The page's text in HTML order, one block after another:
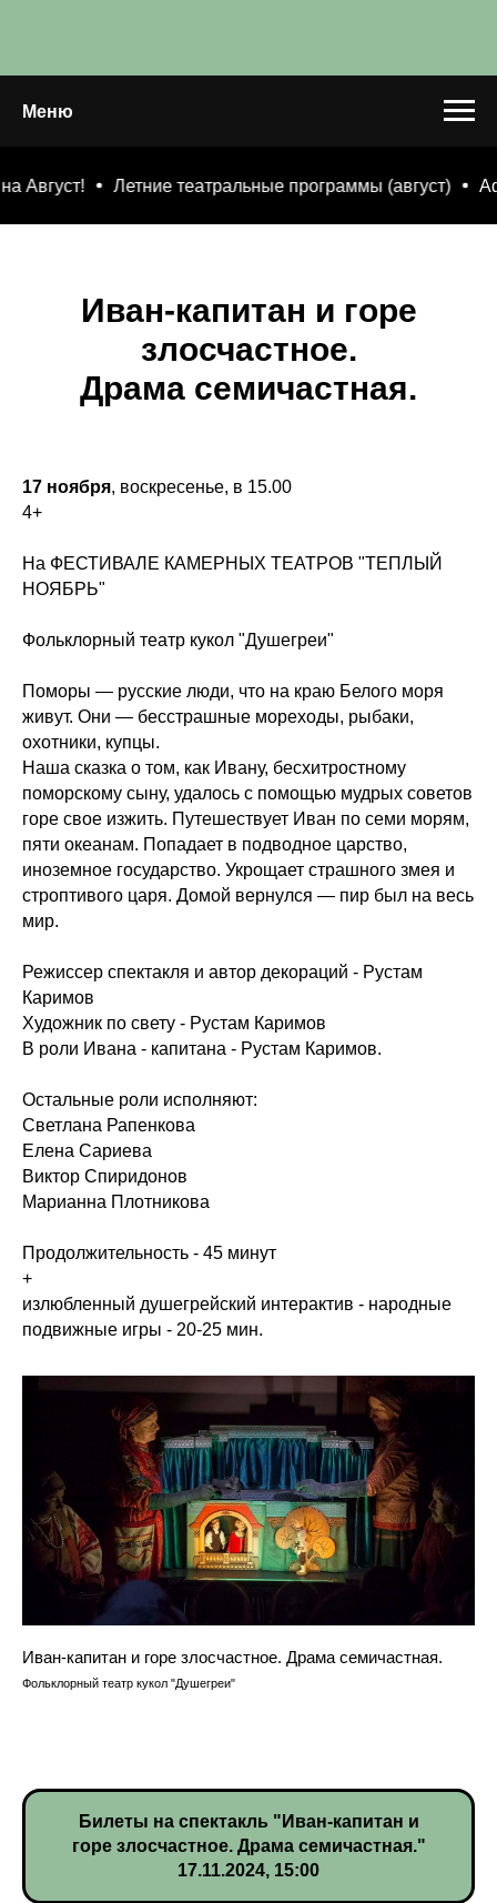
Меню
Летние театральные программы (август)
Иван-капитан и горе
злосчастное.
Драма семичастная.
17 ноября, воскресенье, в 15.00
4+
На ФЕСТИВАЛЕ КАМЕРНЫХ ТЕАТРОВ "ТЕПЛЫЙ
НОЯБРЬ"
Фольклорный театр кукол "Душегреи"
Поморы — русские люди, что на краю Белого моря
живут. Они — бесстрашные мореходы, рыбаки,
охотники, купцы.
Наша сказка о том, как Ивану, бесхитростному
поморскому сыну, удалось с помощью мудрых советов
горе свое изжить. Путешествует Иван по семи морям,
пяти океанам. Попадает в подводное царство,
иноземное государство. Укрощает страшного змея и
строптивого царя. Домой вернулся — пир был на весь
мир.
Режиссер спектакля и автор декораций - Рустам
Каримов
Художник по свету - Рустам Каримов
В роли Ивана - капитана - Рустам Каримов.
Остальные роли исполняют:
Светлана Рапенкова
Елена Сариева
Виктор Спиридонов
Марианна Плотникова
Продолжительность - 45 минут
+
излюбленный душегрейский интерактив - народные
подвижные игры - 20-25 мин.
Иван-капитан и горе злосчастное. Драма семичастная.
Фольклорный театр кукол "Душегреи"
Билеты на спектакль "Иван-капитан и
горе злосчастное. Драма семичастная."
17.11.2024, 15:00